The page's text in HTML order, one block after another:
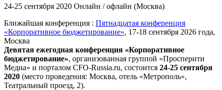
24-25 сентября 2020 Онлайн / офлайн (Москва)
Ближайшая конференция : Пятнадцатая конференция
«Корпоративное бюджетирование», 17-18 сентября 2026 года,
Москва
Девятая ежегодная конференция «Корпоративное
бюджетирование», организованная группой «Просперити
Медиа» и порталом CFO-Russia.ru, состоится 24-25 сентября
2020 (место проведения: Москва, отель «Метрополь»,
Театральный проезд, 2).